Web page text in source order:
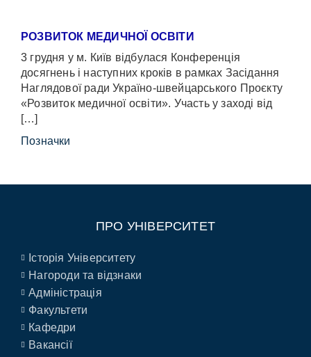
РОЗВИТОК МЕДИЧНОЇ ОСВІТИ
3 грудня у м. Київ відбулася Конференція
досягнень і наступних кроків в рамках Засідання
Наглядової ради Україно-швейцарського Проєкту
«Розвиток медичної освіти». Участь у заході від
[…]
Позначки
ПРО УНІВЕРСИТЕТ
Історія Університету
Нагороди та відзнаки
Адміністрація
Факультети
Кафедри
Вакансії